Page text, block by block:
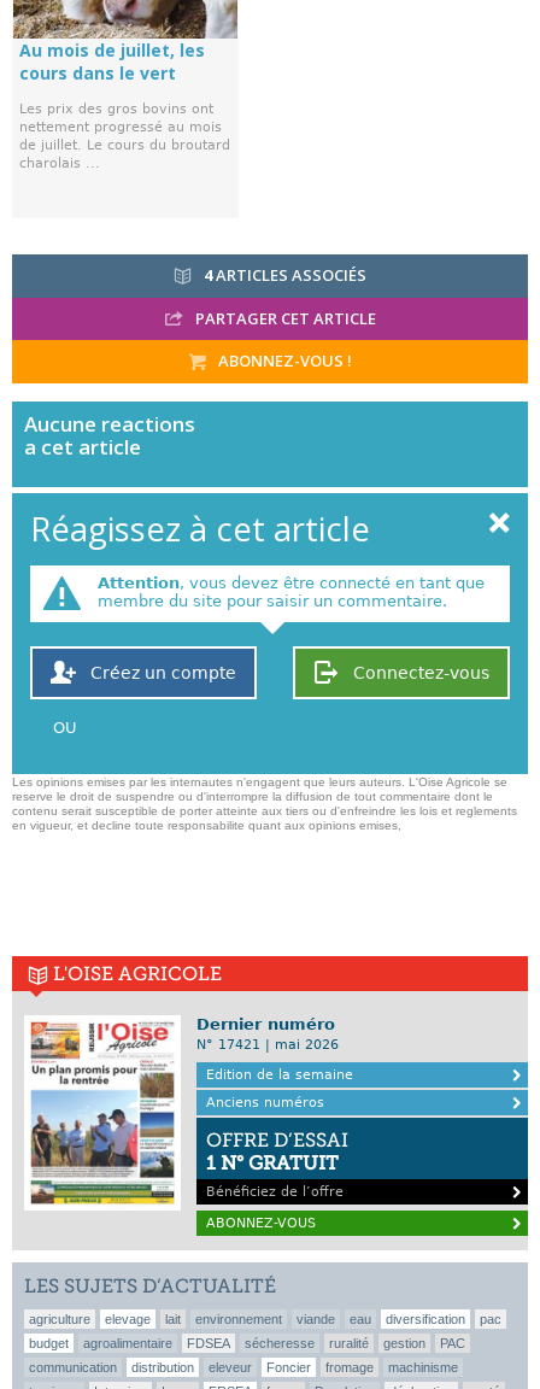
Au mois de juillet, les
cours dans le vert
Les prix des gros bovins ont
nettement progressé au mois
de juillet. Le cours du broutard
charolais ...
4ARTICLES ASSOCIÉS
PARTAGER CET ARTICLE
ABONNEZ-VOUS !
Aucune reactions
a cet article
Réagissez à cet article
Attention, vous devez être connecté en tant que
membre du site pour saisir un commentaire.
Connectez-vous
Créez un compte
OU
Les opinions emises par les internautes n'engagent que leurs auteurs. L'Oise Agricole se
reserve le droit de suspendre ou d'interrompre la diffusion de tout commentaire dont le
contenu serait susceptible de porter atteinte aux tiers ou d'enfreindre les lois et reglements
en vigueur, et decline toute responsabilite quant aux opinions emises,
L'OISE AGRICOLE
Dernier numéro
N° 17421 | mai 2026
Edition de la semaine
Anciens numéros
OFFRE D’ESSAI
1 N° GRATUIT
Bénéficiez de l’offre
ABONNEZ-VOUS
LES SUJETS D’ACTUALITÉ
agriculture elevage lait environnement viande eau diversification
pac
budget
agroalimentaire FDSEA sécheresse ruralité gestion
PAC
communication
distribution eleveur Foncier fromage
machinisme